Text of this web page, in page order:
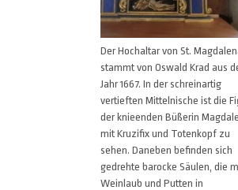
Der Hochaltar von St.
stammt von Oswald Krad aus
Jahr 1667. In der schreinartig
vertieften Mittelnische ist die
der knieenden Büßerin
mit Kruzifix und Totenkopf zu
sehen. Daneben befinden sich
gedrehte barocke Säulen, die
Weinlaub und Putten in